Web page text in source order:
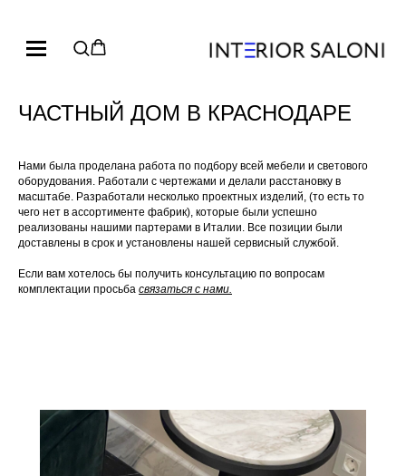
ЧАСТНЫЙ ДОМ В КРАСНОДАРЕ
Нами была проделана работа по подбору всей мебели и светового
оборудования. Работали с чертежами и делали расстановку в
масштабе. Разработали несколько проектных изделий, (то есть то
чего нет в ассортименте фабрик), которые были успешно
реализованы нашими партерами в Италии. Все позиции были
доставлены в срок и установлены нашей сервисный службой.
Если вам хотелось бы получить консультацию по вопросам
комплектации просьба связаться с нами.